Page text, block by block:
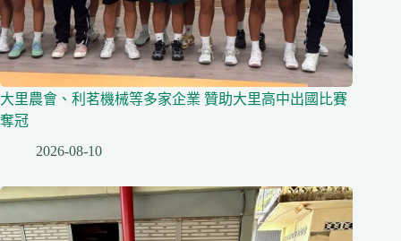
大里農會、利茗機械等多家企業 贊助大里高中出國比賽
奪冠
2026-08-10